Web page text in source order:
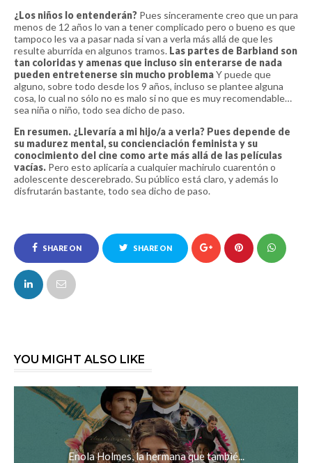
¿Los niños lo entenderán? Pues sinceramente creo que un para
menos de 12 años lo van a tener complicado pero o bueno es que
tampoco les va a pasar nada si van a verla más allá de que les
resulte aburrida en algunos tramos. Las partes de Barbiand son
tan coloridas y amenas que incluso sin enterarse de nada
pueden entretenerse sin mucho problemaY puede que
alguno, sobre todo desde los 9 años, incluso se plantee alguna
cosa, lo cual no sólo no es malo si no que es muy recomendable…
sea niña o niño, todo sea dicho de paso.
En resumen. ¿Llevaría a mi hijo/a a verla? Pues depende de
su madurez mental, su concienciación feminista y su
conocimiento del cine como arte más allá de las películas
vacías. Pero esto aplicaría a cualquier machirulo cuarentón o
adolescente descerebrado. Su público está claro, y además lo
disfrutarán bastante, todo sea dicho de paso.
SHARE ON
FACEBOOK
SHARE ON
YOU MIGHT ALSO LIKE
Enola Holmes, la hermana que tambié...